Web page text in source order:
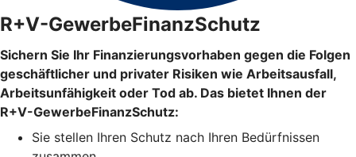
R+V-GewerbeFinanzSchutz
Sichern Sie Ihr Finanzierungsvorhaben gegen die Folgen
geschäftlicher und privater Risiken wie Arbeitsausfall,
Arbeitsunfähigkeit oder Tod ab. Das bietet Ihnen der
R+V-GewerbeFinanzSchutz:
Sie stellen Ihren Schutz nach Ihren Bedürfnissen